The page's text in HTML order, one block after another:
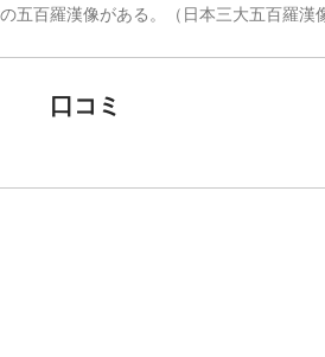
百羅漢像がある。（日本三大五百羅漢
口コミ